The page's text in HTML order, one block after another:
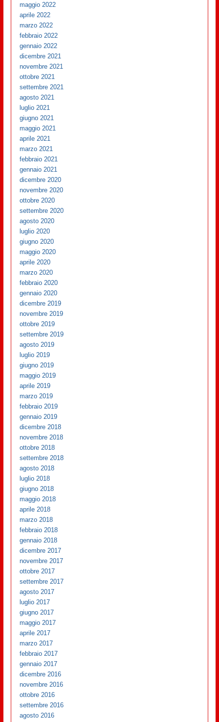
maggio 2022
aprile 2022
marzo 2022
febbraio 2022
gennaio 2022
dicembre 2021
novembre 2021
ottobre 2021
settembre 2021
agosto 2021
luglio 2021
giugno 2021
maggio 2021
aprile 2021
marzo 2021
febbraio 2021
gennaio 2021
dicembre 2020
novembre 2020
ottobre 2020
settembre 2020
agosto 2020
luglio 2020
giugno 2020
maggio 2020
aprile 2020
marzo 2020
febbraio 2020
gennaio 2020
dicembre 2019
novembre 2019
ottobre 2019
settembre 2019
agosto 2019
luglio 2019
giugno 2019
maggio 2019
aprile 2019
marzo 2019
febbraio 2019
gennaio 2019
dicembre 2018
novembre 2018
ottobre 2018
settembre 2018
agosto 2018
luglio 2018
giugno 2018
maggio 2018
aprile 2018
marzo 2018
febbraio 2018
gennaio 2018
dicembre 2017
novembre 2017
ottobre 2017
settembre 2017
agosto 2017
luglio 2017
giugno 2017
maggio 2017
aprile 2017
marzo 2017
febbraio 2017
gennaio 2017
dicembre 2016
novembre 2016
ottobre 2016
settembre 2016
agosto 2016